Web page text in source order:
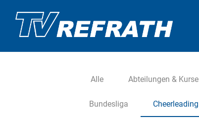
Alle Abteilungen & Kurse
Bundesliga Cheerleading